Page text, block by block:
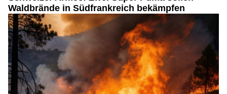
Waldbrände in Südfrankreich bekämpfen